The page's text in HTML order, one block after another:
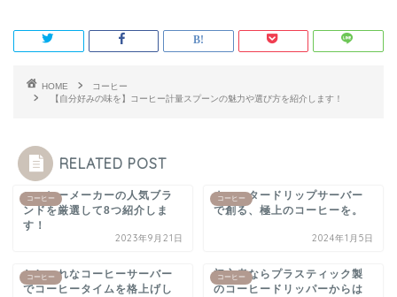
HOME
コーヒー
【自分好みの味を】コーヒー計量スプーンの魅力や選び方を紹介します！
RELATED POST
コーヒー
コーヒーメーカーの人気ブラ
ンドを厳選して8つ紹介しま
す！
2023年9月21日
コーヒー
ウォータードリップサーバー
で創る、極上のコーヒーを。
2024年1月5日
コーヒー
おしゃれなコーヒーサーバー
でコーヒータイムを格上げし
コーヒー
初心者ならプラスティック製
のコーヒードリッパーからは